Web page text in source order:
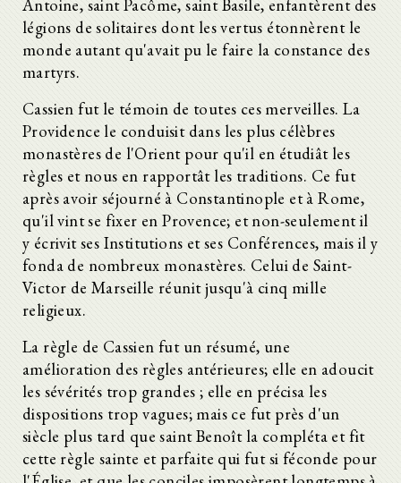
Antoine, saint Pacôme, saint Basile, enfantèrent des
légions de solitaires dont les vertus étonnèrent le
monde autant qu'avait pu le faire la constance des
martyrs.
Cassien fut le témoin de toutes ces merveilles. La
Providence le conduisit dans les plus célèbres
monastères de l'Orient pour qu'il en étudiât les
règles et nous en rapportât les traditions. Ce fut
après avoir séjourné à Constantinople et à Rome,
qu'il vint se fixer en Provence; et non-seulement il
y écrivit ses Institutions et ses Conférences, mais il y
fonda de nombreux monastères. Celui de Saint-
Victor de Marseille réunit jusqu'à cinq mille
religieux.
La règle de Cassien fut un résumé, une
amélioration des règles antérieures; elle en adoucit
les sévérités trop grandes ; elle en précisa les
dispositions trop vagues; mais ce fut près d'un
siècle plus tard que saint Benoît la compléta et fit
cette règle sainte et parfaite qui fut si féconde pour